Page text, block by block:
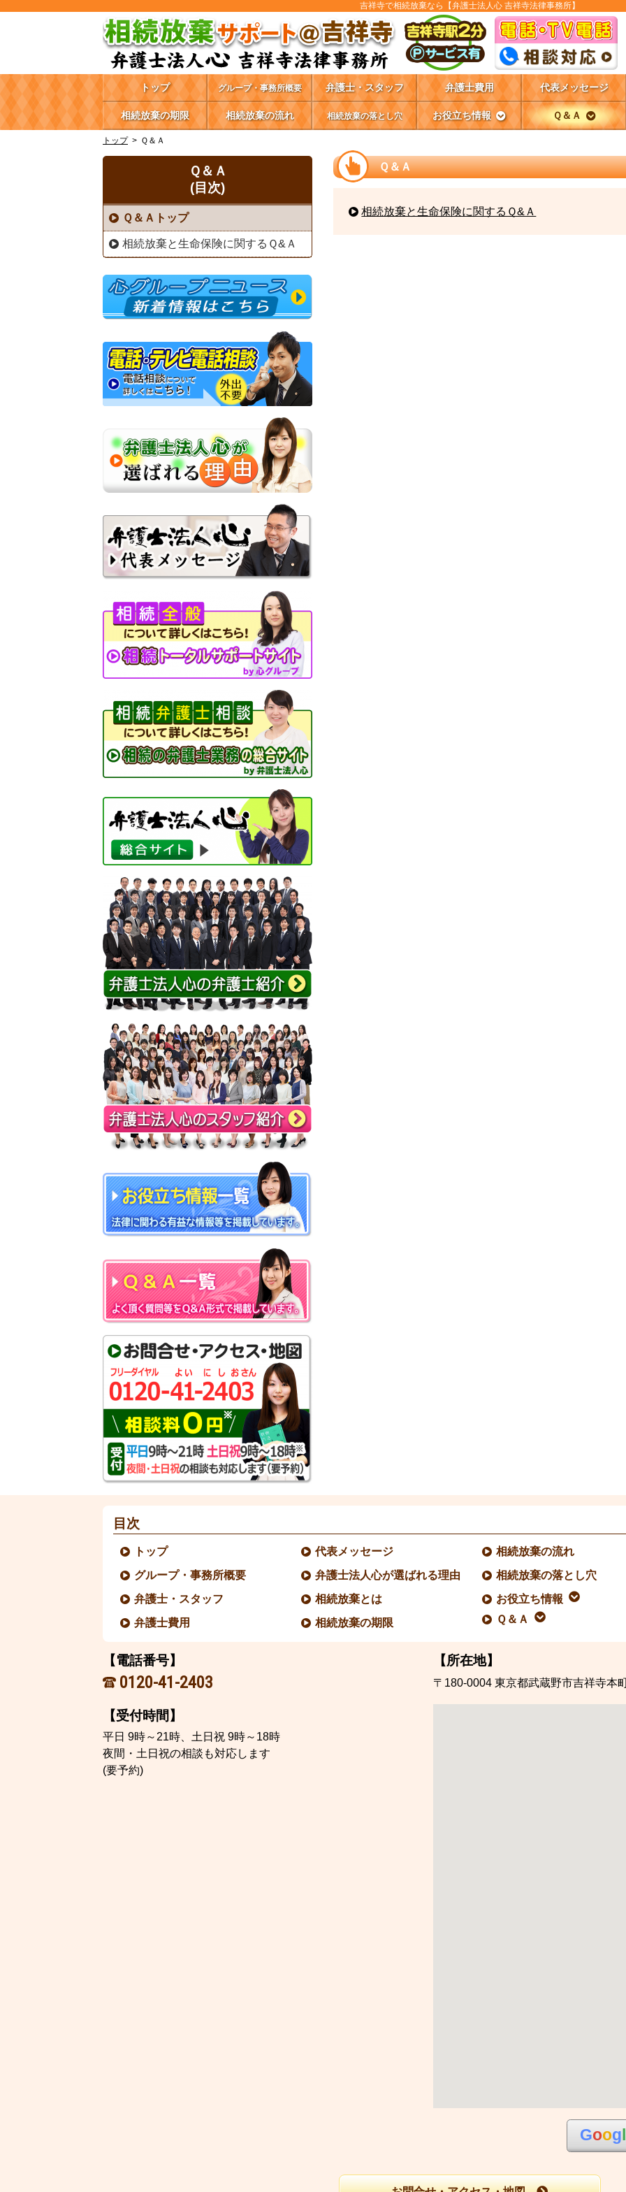
吉祥寺で相続放棄なら【弁護士法人心 吉祥寺法律事務所】
トップ グループ・事務所概要 弁護士・スタッフ 弁護士費用 代表メッセージ
相続放棄の期限 相続放棄の流れ 相続放棄の落とし穴 お役立ち情報 Ｑ＆Ａ
トップ Ｑ＆Ａ
Ｑ＆Ａ
相続放棄と生命保険に関するＱ&Ａ
Ｑ＆Ａ
(目次)
Ｑ＆Ａトップ
相続放棄と生命保険に関するＱ&Ａ
目次
トップ
グループ・事務所概要
弁護士・スタッフ
弁護士費用
代表メッセージ
弁護士法人心が選ばれる理由
相続放棄とは
相続放棄の期限
相続放棄の流れ
相続放棄の落とし穴
お役立ち情報
Ｑ＆Ａ
【電話番号】
0120-41-2403
【受付時間】
平日 9時～21時、土日祝 9時～18時
夜間・土日祝の相談も対応します
(要予約)
【所在地】
〒180-0004東京都武蔵野市吉祥寺本
Goog